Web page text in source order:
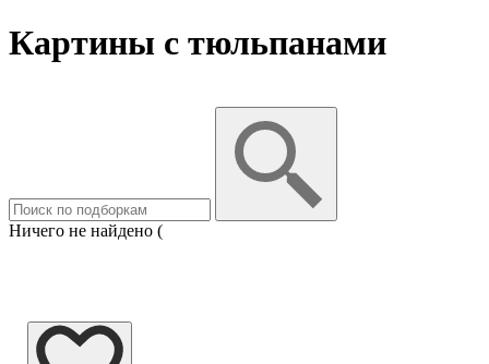
Картины с тюльпанами
Ничего не найдено (